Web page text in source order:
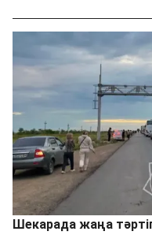
Шекарада жаңа